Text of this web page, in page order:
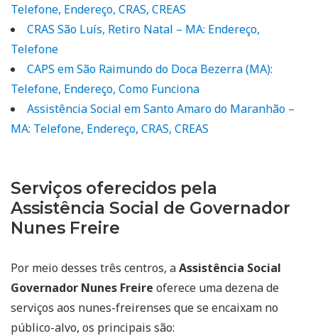
Telefone, Endereço, CRAS, CREAS
CRAS São Luís, Retiro Natal – MA: Endereço,
Telefone
CAPS em São Raimundo do Doca Bezerra (MA):
Telefone, Endereço, Como Funciona
Assistência Social em Santo Amaro do Maranhão –
MA: Telefone, Endereço, CRAS, CREAS
Serviços oferecidos pela
Assistência Social de Governador
Nunes Freire
Por meio desses três centros, aAssistência Social
Governador Nunes Freire oferece uma dezena de
serviços aos nunes-freirenses que se encaixam no
público-alvo, os principais são: